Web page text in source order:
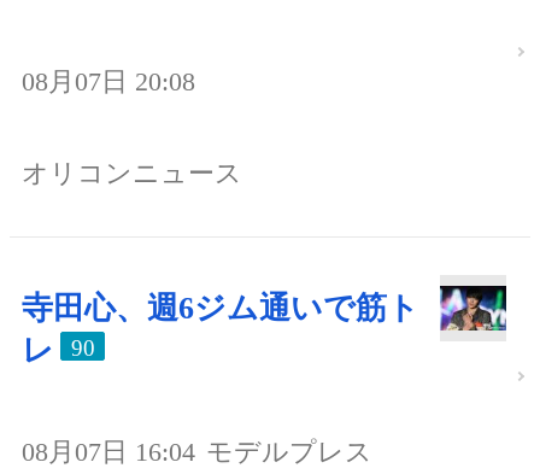
08月07日 20:08
オリコンニュース
寺田心、週6ジム通いで筋ト
レ
90
08月07日 16:04 モデルプレス